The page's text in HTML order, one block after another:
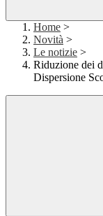
Home >
Novità >
Le notizie >
Riduzione dei
Dispersione